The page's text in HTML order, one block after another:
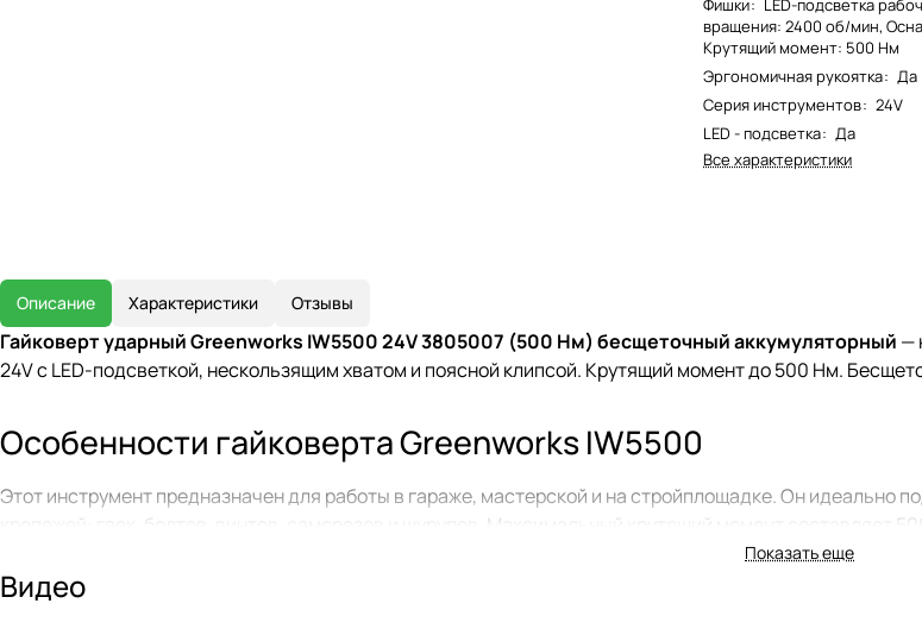
Фишки: LED-подсветка
вращения: 2400 об/мин,
Крутящий момент: 500 Нм
Эргономичная рукоятка: Да
Серия инструментов: 24V
LED - подсветка: Да
Все характеристики
Описание Характеристики Отзывы
Гайковерт ударный Greenworks IW5500 24V 3805007 (500 Нм) бесщеточный аккумуляторный —
24V с LED-подсветкой, нескользящим хватом и поясной клипсой. Крутящий момент до 500 Нм.
Особенности гайковерта Greenworks IW5500
Этот инструмент предназначен для работы в гараже, мастерской и на стройплощадке. Он идеально
крепежей: гаек, болтов, винтов, саморезов и шурупов. Максимальный крутящий момент составляет
Гайковерт IW5500 оснащен тремя режимами регулировки момента затяжки (350, 400 и 500 Нм) и
Переключение режимов осуществляется крупными кнопками на панели, а скорость вращения
Показать еще
Видео